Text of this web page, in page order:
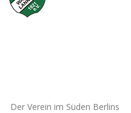
Der Verein im Süden Berlins